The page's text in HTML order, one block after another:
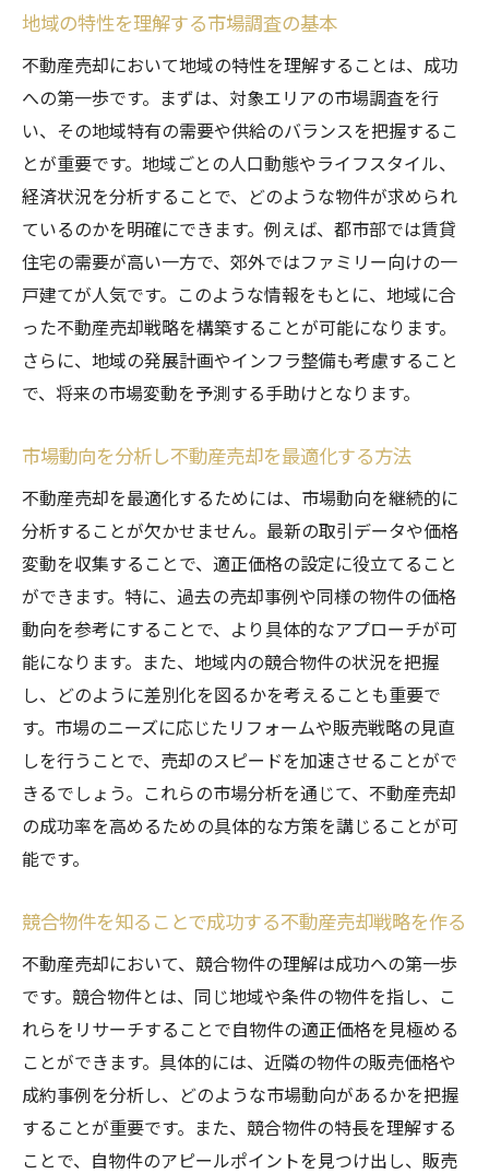
不動産売却における適切な価格設定の秘訣
成功する価格設定の基本とは
物件価値を最大化するための価格設定戦略
市場価格とのバランスを取る方法
競合分析が導く最適な価格調整の実例
価格設定で不動産売却の結果を大きく変え
る
過去の成功例に見る価格設定の実際
成功する不動産売却には信頼できる不動産会社
が不可欠
信頼できる不動産会社の見極め方
実績評価が不動産売却成功に与える影響
顧客満足度から見る不動産会社選びのポイ
ント
不動産会社の選定が売却結果に及ぼす力
成功事例が示す理想の不動産パートナーシ
ップ
実例で見る不動産売却の成功までの道筋
具体的な成功事例に学ぶ不動産売却プロセ
ス
売却成功までのステップを理解する
実例から見る成功する交渉術
法
不動産売却の成功を導くための具体的なステッ
プ
ステップバイステップで見る売却成功への
道
不動産売却計画の立案と実行
地域の特性を理解する市場調査の基本
不動産売却において地域の特性を理解することは、成功
への第一歩です。まずは、対象エリアの市場調査を行
い、その地域特有の需要や供給のバランスを把握するこ
とが重要です。地域ごとの人口動態やライフスタイル、
経済状況を分析することで、どのような物件が求められ
ているのかを明確にできます。例えば、都市部では賃貸
住宅の需要が高い一方で、郊外ではファミリー向けの一
戸建てが人気です。このような情報をもとに、地域に合
った不動産売却戦略を構築することが可能になります。
さらに、地域の発展計画やインフラ整備も考慮すること
で、将来の市場変動を予測する手助けとなります。
市場動向を分析し不動産売却を最適化する方法
不動産売却を最適化するためには、市場動向を継続的に
分析することが欠かせません。最新の取引データや価格
変動を収集することで、適正価格の設定に役立てること
ができます。特に、過去の売却事例や同様の物件の価格
動向を参考にすることで、より具体的なアプローチが可
能になります。また、地域内の競合物件の状況を把握
し、どのように差別化を図るかを考えることも重要で
す。市場のニーズに応じたリフォームや販売戦略の見直
しを行うことで、売却のスピードを加速させることがで
きるでしょう。これらの市場分析を通じて、不動産売却
の成功率を高めるための具体的な方策を講じることが可
能です。
競合物件を知ることで成功する不動産売却戦略を作る
不動産売却において、競合物件の理解は成功への第一歩
です。競合物件とは、同じ地域や条件の物件を指し、こ
れらをリサーチすることで自物件の適正価格を見極める
ことができます。具体的には、近隣の物件の販売価格や
成約事例を分析し、どのような市場動向があるかを把握
することが重要です。また、競合物件の特長を理解する
ことで、自物件のアピールポイントを見つけ出し、販売